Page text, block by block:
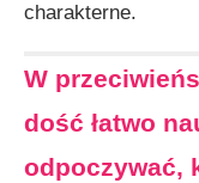
charakterne.
W
dość łatwo
odpoczywać,